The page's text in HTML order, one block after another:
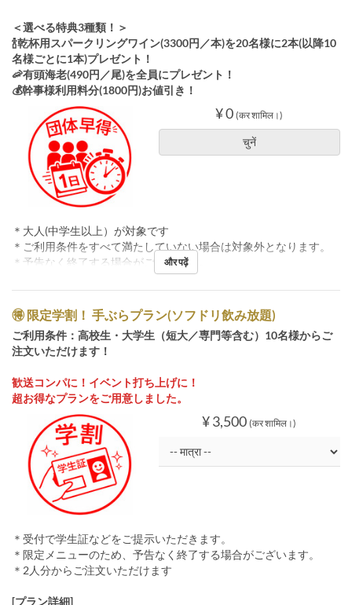
＜選べる特典3種類！＞
🍾乾杯用スパークリングワイン(3300円／本)を20名様に2本(以降10
名様ごとに1本)プレゼント！
🦐有頭海老(490円／尾)を全員にプレゼント！
💰幹事様利用料分(1800円)お値引き！
¥ 0 (कर शामिल।)
चुनें
＊大人(中学生以上）が対象です
＊ご利用条件をすべて満たしていない場合は対象外となります。
＊予告なく終了する場合がございます。
और पढ़ें
🉐 限定学割！ 手ぶらプラン(ソフドリ飲み放題)
ご利用条件：高校生・大学生（短大／専門等含む）10名様からご
注文いただけます！
歓送コンパに！イベント打ち上げに！
超お得なプランをご用意しました。
¥ 3,500 (कर शामिल।)
＊受付で学生証などをご提示いただきます。
＊限定メニューのため、予告なく終了する場合がございます。
＊2人分からご注文いただけます
[プラン詳細]